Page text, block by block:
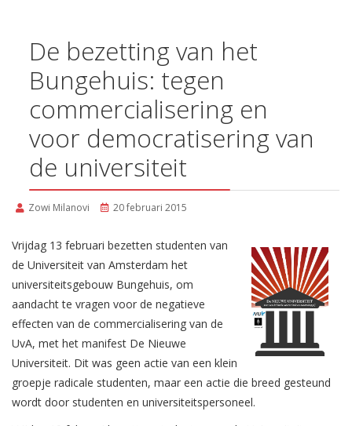
De bezetting van het
Bungehuis: tegen
commercialisering en
voor democratisering van
de universiteit
Zowi Milanovi 20 februari 2015
Vrijdag 13 februari bezetten studenten van
de Universiteit van Amsterdam het
universiteitsgebouw Bungehuis, om
aandacht te vragen voor de negatieve
effecten van de commercialisering van de
UvA, met het manifest De Nieuwe
Universiteit. Dit was geen actie van een klein
groepje radicale studenten, maar een actie die breed gesteund
wordt door studenten en universiteitspersoneel.